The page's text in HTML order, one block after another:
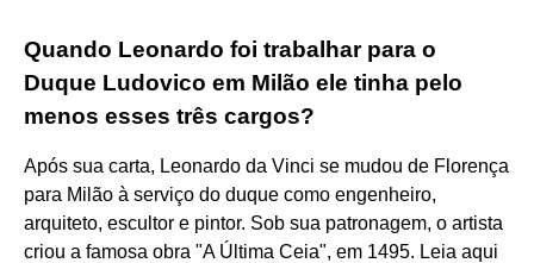
Quando Leonardo foi trabalhar para o
Duque Ludovico em Milão ele tinha pelo
menos esses três cargos?
Após sua carta, Leonardo da Vinci se mudou de Florença
para Milão à serviço do duque como engenheiro,
arquiteto, escultor e pintor. Sob sua patronagem, o artista
criou a famosa obra "A Última Ceia", em 1495. Leia aqui